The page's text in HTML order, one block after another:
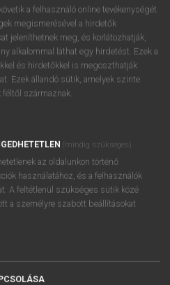
APPLIKÁCIÓ
BŐVÍTMÉNY
SZÓTÁRMODUL
MEGOLDÁSOK
a felhasználó online tevékenységét.
megismerésével a hirdetők
jeleníthetnek meg, és korlátozhatják,
alkalommal láthat egy hirdetést. Ezek a
és hirdetőkkel is megoszthatják
Ezek állandó sütik, amelyek szinte
származnak.
(mindig szükséges)
az oldalunkon történő
használatához, és a felhasználók
A feltétlenül szükséges sütik közé
a személyre szabott beállításokat